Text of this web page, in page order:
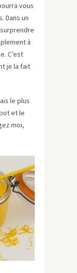
vous
Dans un
à
C’est
je la fait
le plus
et le
moi,